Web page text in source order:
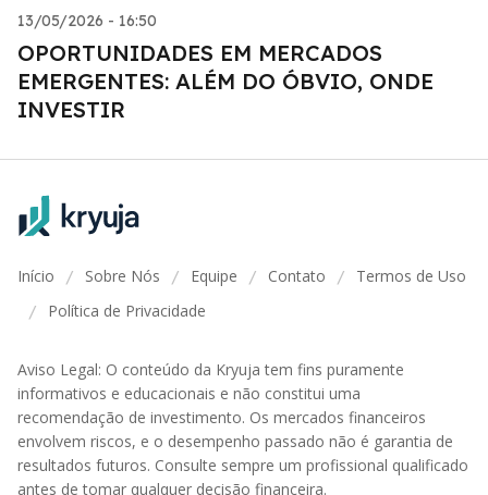
13/05/2026 - 16:50
OPORTUNIDADES EM MERCADOS
EMERGENTES: ALÉM DO ÓBVIO, ONDE
INVESTIR
Início / Sobre Nós / Equipe / Contato / Termos de Uso
/ Política de Privacidade
Aviso Legal: O conteúdo da Kryuja tem fins puramente
informativos e educacionais e não constitui uma
recomendação de investimento. Os mercados financeiros
envolvem riscos, e o desempenho passado não é garantia de
resultados futuros. Consulte sempre um profissional qualificado
antes de tomar qualquer decisão financeira.